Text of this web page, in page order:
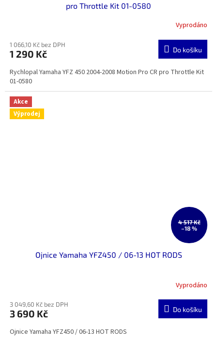
pro Throttle Kit 01-0580
Vyprodáno
1 066,10 Kč bez DPH
1 290 Kč Do košíku
Rychlopal Yamaha YFZ 450 2004-2008 Motion Pro CR pro Throttle Kit
01-0580
Akce
Výprodej
4 517 Kč
–18 %
Ojnice Yamaha YFZ450 / 06-13 HOT RODS
Vyprodáno
3 049,60 Kč bez DPH
3 690 Kč Do košíku
Ojnice Yamaha YFZ450 / 06-13 HOT RODS